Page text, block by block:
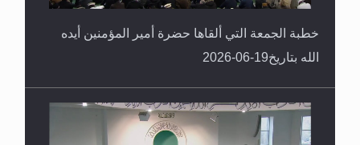
خطبة الجمعة التي ألقاها حضرة أمير المؤمنين أيده
الله بتاريخ19-06-2026